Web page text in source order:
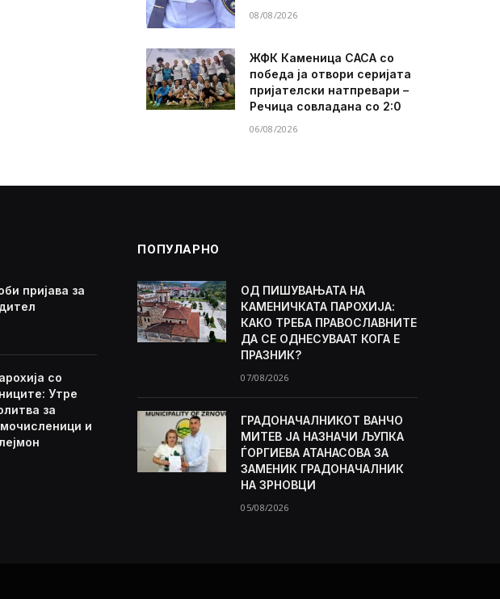
08/08/2026
ЖФК Каменица САСА со
победа ја отвори серијата
пријателски натпревари –
Речица совладана со 2:0
06/08/2026
пријава за
со
Утре
за
и
ПОПУЛАРНО
ОД ПИШУВАЊАТА НА
КАМЕНИЧКАТА ПАРОХИЈА:
КАКО ТРЕБА ПРАВОСЛАВНИТЕ
ДА СЕ ОДНЕСУВААТ КОГА Е
ПРАЗНИК?
07/08/2026
ГРАДОНАЧАЛНИКОТ ВАНЧО
МИТЕВ ЈА НАЗНАЧИ ЉУПКА
ЃОРГИЕВА АТАНАСОВА ЗА
ЗАМЕНИК ГРАДОНАЧАЛНИК
НА ЗРНОВЦИ
05/08/2026